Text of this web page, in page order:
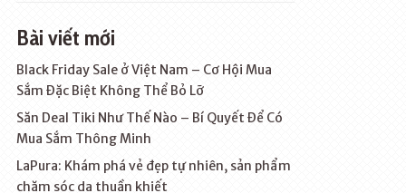
Bài viết mới
Black Friday Sale ở Việt Nam – Cơ Hội Mua
Sắm Đặc Biệt Không Thể Bỏ Lỡ
Săn Deal Tiki Như Thế Nào – Bí Quyết Để Có
Mua Sắm Thông Minh
LaPura: Khám phá vẻ đẹp tự nhiên, sản phẩm
chăm sóc da thuần khiết